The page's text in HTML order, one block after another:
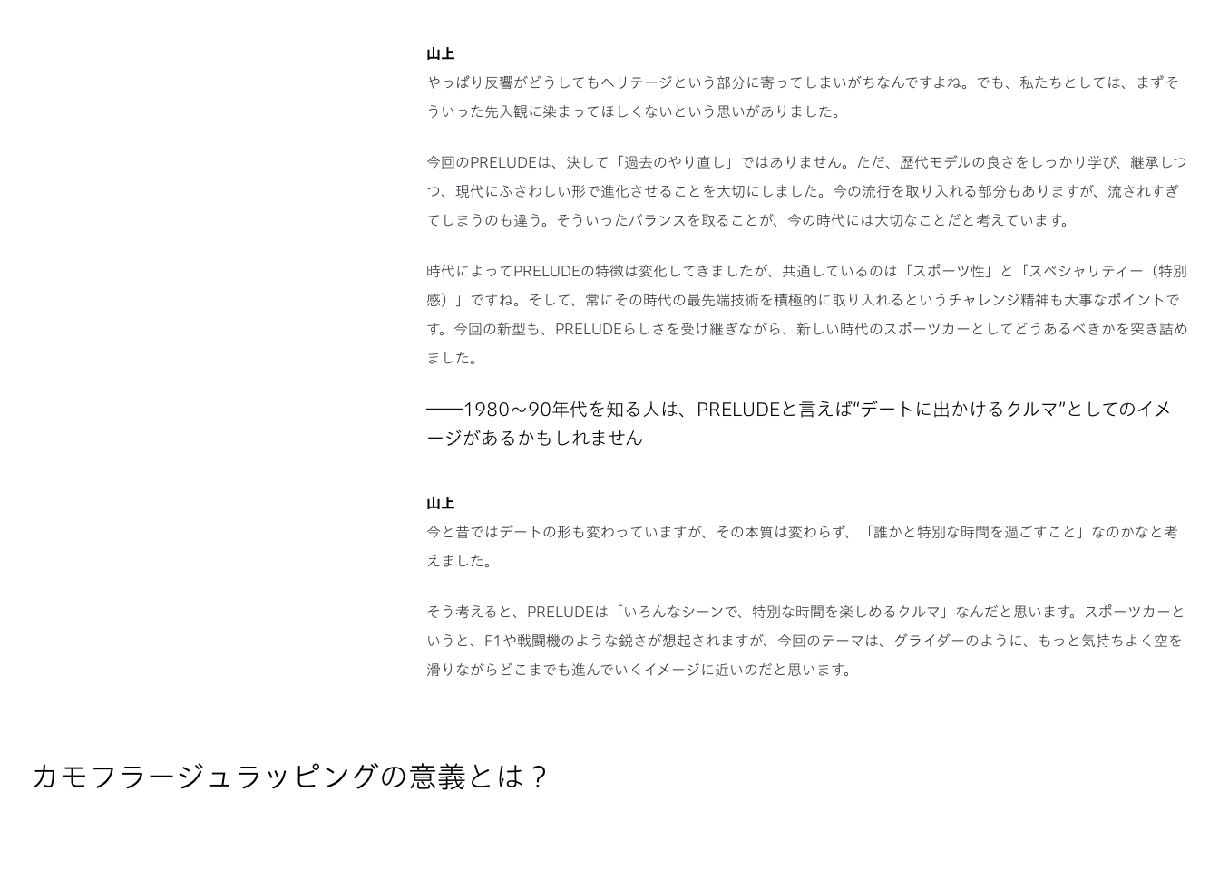
山上
やっぱり反響がどうしてもヘリテージという部分に寄ってしまいがちなんですよね。でも、私たちとしては、まずそ
ういった先入観に染まってほしくないという思いがありました。
今回のPRELUDEは、決して「過去のやり直し」ではありません。ただ、歴代モデルの良さをしっかり学び、継承しつ
つ、現代にふさわしい形で進化させることを大切にしました。今の流行を取り入れる部分もありますが、流されすぎ
てしまうのも違う。そういったバランスを取ることが、今の時代には大切なことだと考えています。
時代によってPRELUDEの特徴は変化してきましたが、共通しているのは「スポーツ性」と「スペシャリティー（特別
感）」ですね。そして、常にその時代の最先端技術を積極的に取り入れるというチャレンジ精神も大事なポイントで
す。今回の新型も、PRELUDEらしさを受け継ぎながら、新しい時代のスポーツカーとしてどうあるべきかを突き詰め
ました。
――1980～90年代を知る人は、PRELUDEと言えば“デートに出かけるクルマ”としてのイメ
ージがあるかもしれません
山上
今と昔ではデートの形も変わっていますが、その本質は変わらず、「誰かと特別な時間を過ごすこと」なのかなと考
えました。
そう考えると、PRELUDEは「いろんなシーンで、特別な時間を楽しめるクルマ」なんだと思います。スポーツカーと
いうと、F1や戦闘機のような鋭さが想起されますが、今回のテーマは、グライダーのように、もっと気持ちよく空を
滑りながらどこまでも進んでいくイメージに近いのだと思います。
カモフラージュラッピングの意義とは？